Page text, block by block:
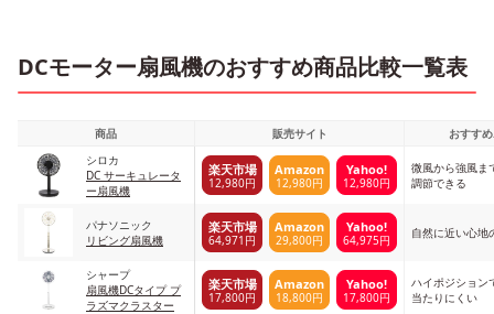
DCモーター扇風機のおすすめ商品比較一覧表
商品 販売サイト
おすす
シロカ
DC サーキュレータ
ー扇風機
楽天市場
12,980円
Amazon
12,980円
Yahoo!
12,980円
微風から強風ま
調節できる
パナソニック
リビング扇風機
楽天市場
64,971円
Amazon
29,800円
Yahoo!
64,975円 自然に近い心地
シャープ
扇風機DCタイプ プ
ラズマクラスター
楽天市場
17,800円
Amazon
18,800円
Yahoo!
17,800円
ハイポジション
当たりにくい